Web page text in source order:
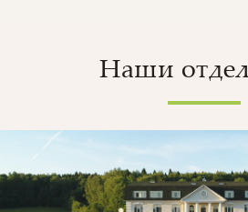
Наши